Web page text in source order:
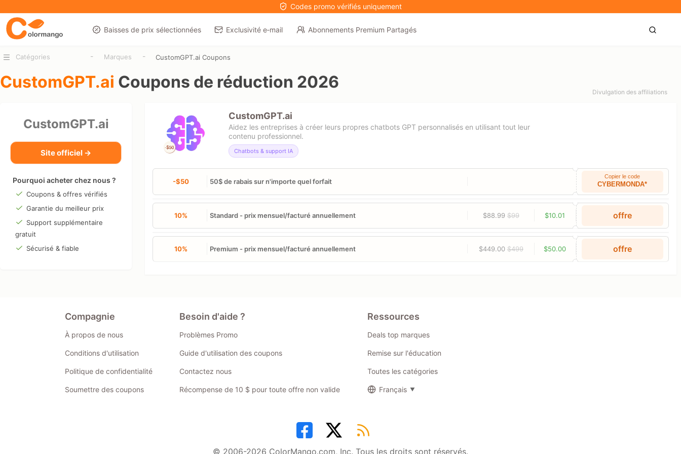
Codes promo vérifiés uniquement
Baisses de prix sélectionnées Exclusivité e‑mail Abonnements Premium Partagés
Catégories - Marques - CustomGPT.ai Coupons
CustomGPT.ai Coupons de réduction 2026
Divulgation des affiliations
CustomGPT.ai
Site officiel →
Pourquoi acheter chez nous ?
Coupons & offres vérifiés
Garantie du meilleur prix
Support supplémentaire
gratuit
Sécurisé & fiable
CustomGPT.ai
Aidez les entreprises à créer leurs propres chatbots GPT personnalisés en utilisant tout leur
contenu professionnel.
Chatbots & support IA
-$50 50$ de rabais sur n'importe quel forfait
Copier le code
CYBERMONDA*
10% Standard - prix mensuel/facturé annuellement $88.99 $99 $10.01 offre
10% Premium - prix mensuel/facturé annuellement $449.00 $499 $50.00 offre
Compagnie
À propos de nous
Conditions d'utilisation
Politique de confidentialité
Soumettre des coupons
Besoin d'aide ?
Problèmes Promo
Guide d'utilisation des coupons
Contactez nous
Récompense de 10 $ pour toute offre non valide
Ressources
Deals top marques
Remise sur l'éducation
Toutes les catégories
Français
© 2006-2026 ColorMango.com, Inc. Tous les droits sont réservés.